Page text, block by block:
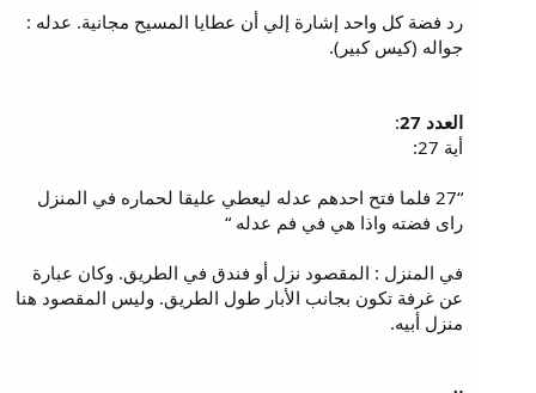
رد فضة كل واحد إشارة إلي أن عطايا المسيح مجانية. عدله :
جواله (كيس كبير).
العدد 27
:
أية 27:
“27 فلما فتح احدهم عدله ليعطي عليقا لحماره في المنزل
راى فضته واذا هي في فم عدله “
في المنزل : المقصود نزل أو فندق في الطريق. وكان عبارة
عن غرفة تكون بجانب الأبار طول الطريق. وليس المقصود هنا
منزل أبيه.